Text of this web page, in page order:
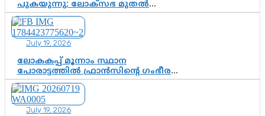
പുകയുന്നു; ലോക്സഭ മുതൽ
നിയമസഭ വരെ 140 മണ്ഡലങ്ങളിലെ
ഫണ്ട് വിനിയോഗം
പരിശോധിക്കുമോ? കേന്ദ്രത്തിനും
ആർഎസ്എസിനും കേരള
ഘടകത്തോട് അതൃപ്തി
July 19, 2026
ലോകകപ്പ് മൂന്നാം സ്ഥാന
പോരാട്ടത്തിൽ ഫ്രാൻസിന്റെ ഗംഭീര
തിരിച്ചുവരവ്; ഗോൾവേട്ടയിൽ
മെസ്സിയെ മറികടന്ന് എംബാപ്പെ
July 19, 2026